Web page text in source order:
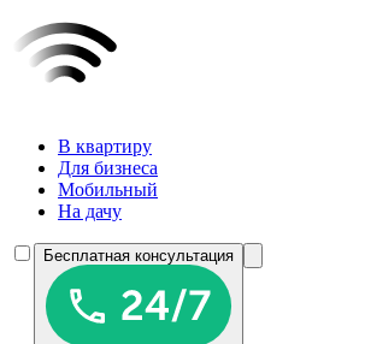
В квартиру
Для бизнеса
Мобильный
На дачу
Бесплатная консультация